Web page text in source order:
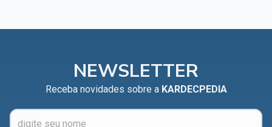
NEWSLETTER
Receba novidades sobre a KARDECPEDIA